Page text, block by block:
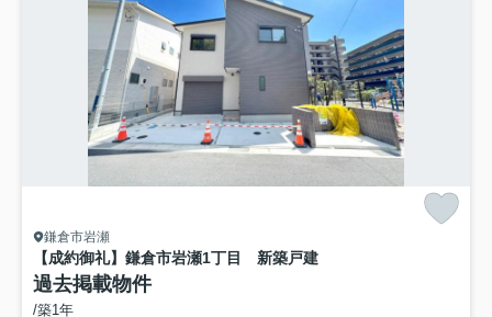
鎌倉市岩瀬
【成約御礼】鎌倉市岩瀬1丁目 新築戸建
過去掲載物件
/築1年